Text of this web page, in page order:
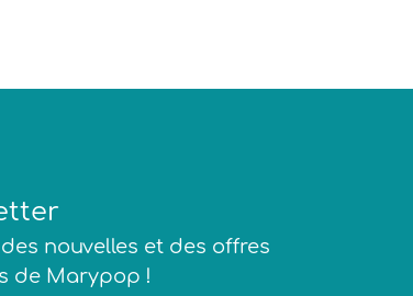
des nouvelles et des offres
de Marypop !